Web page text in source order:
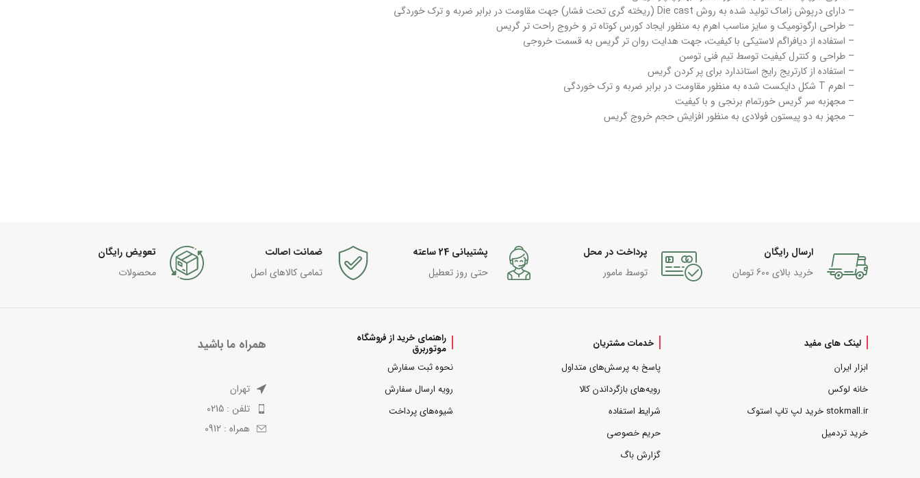
– دارای درپوش زاماک تولید شده به روش Die cast (ریخته گری تحت فشار) جهت مقاومت در برابر ضربه و ترک خوردگی
– طراحی ارگونومیک و سایز مناسب اهرم به منظور ایجاد کورس کوتاه تر و خروج راحت تر گریس
– استفاده از دیافراگم لاستیکی با کیفیت، جهت هدایت روان تر گریس به قسمت خروجی
– طراحی و کنترل کیفیت توسط تیم فنی توسن
– استفاده از کارتریج رایج استاندارد برای پر کردن گریس
– اهرم T شکل دایکست شده به منظور مقاومت در برابر ضربه و ترک خوردگی
– مجهزبه سر گریس خورتمام برنجی و با کیفیت
– مجهز به دو پیستون فولادی به منظور افزایش حجم خروج گریس
ارسال رایگان
خرید بالای 600 تومان
پرداخت در محل
توسط مامور
پشتیبانی 24 ساعته
حتی روز تعطیل
ضمانت اصالت
تمامی کالاهای اصل
تعویض رایگان
محصولات
لینک های مفید
ابزار ایران
خانه لوکس
stokmall.ir خرید لپ تاپ استوک
خرید تردمیل
خدمات مشتریان
پاسخ به پرسش‌های متداول
رویه‌های بازگرداندن کالا
شرایط استفاده
حریم خصوصی
گزارش باگ
راهنمای خرید از فروشگاه
موتوربرق
نحوه ثبت سفارش
رویه ارسال سفارش
شیوه‌های پرداخت
همراه ما باشید
تهران
تلفن : 0215
همراه : 0912